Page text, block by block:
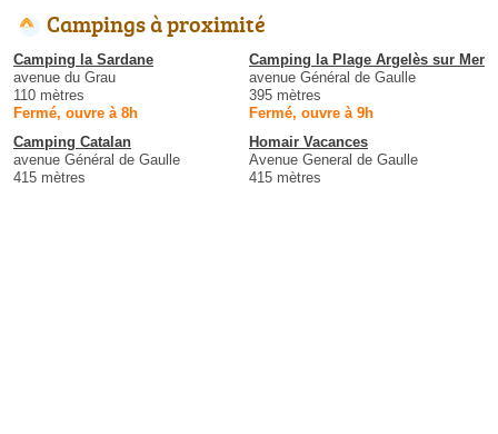
Campings à proximité
Camping la Sardane
avenue du Grau
110 mètres
Fermé, ouvre à 8h
Camping la Plage Argelès sur Mer
avenue Général de Gaulle
395 mètres
Fermé, ouvre à 9h
Camping Catalan
avenue Général de Gaulle
415 mètres
Homair Vacances
Avenue General de Gaulle
415 mètres